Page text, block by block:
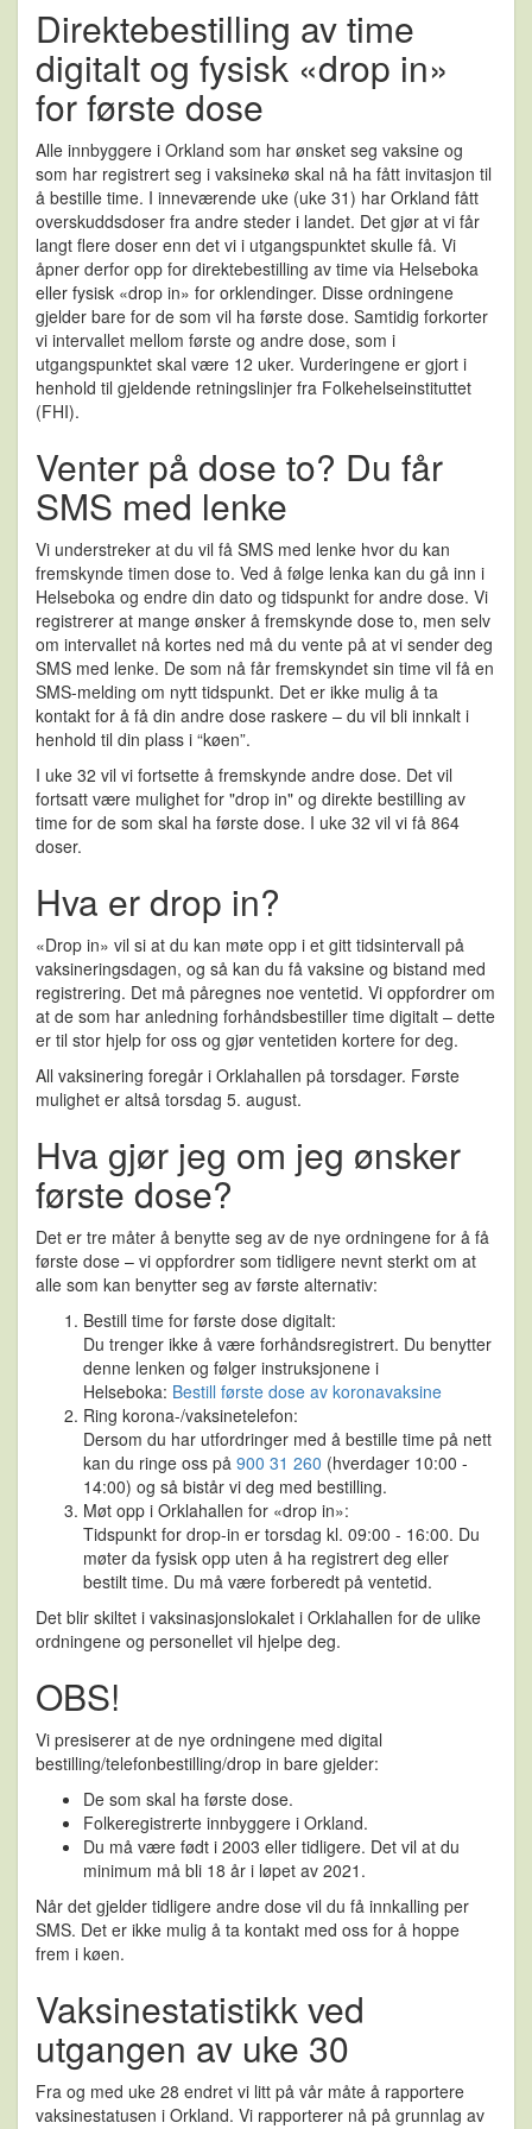
Direktebestilling av time
digitalt og fysisk «drop in»
for første dose
Alle innbyggere i Orkland som har ønsket seg vaksine og
som har registrert seg i vaksinekø skal nå ha fått invitasjon til
å bestille time. I inneværende uke (uke 31) har Orkland fått
overskuddsdoser fra andre steder i landet. Det gjør at vi får
langt flere doser enn det vi i utgangspunktet skulle få. Vi
åpner derfor opp for direktebestilling av time via Helseboka
eller fysisk «drop in» for orklendinger. Disse ordningene
gjelder bare for de som vil ha første dose. Samtidig forkorter
vi intervallet mellom første og andre dose, som i
utgangspunktet skal være 12 uker. Vurderingene er gjort i
henhold til gjeldende retningslinjer fra Folkehelseinstituttet
(FHI).
Venter på dose to? Du får
SMS med lenke
Vi understreker at du vil få SMS med lenke hvor du kan
fremskynde timen dose to. Ved å følge lenka kan du gå inn i
Helseboka og endre din dato og tidspunkt for andre dose. Vi
registrerer at mange ønsker å fremskynde dose to, men selv
om intervallet nå kortes ned må du vente på at vi sender deg
SMS med lenke. De som nå får fremskyndet sin time vil få en
SMS-melding om nytt tidspunkt. Det er ikke mulig å ta
kontakt for å få din andre dose raskere – du vil bli innkalt i
henhold til din plass i “køen”.
I uke 32 vil vi fortsette å fremskynde andre dose. Det vil
fortsatt være mulighet for "drop in" og direkte bestilling av
time for de som skal ha første dose. I uke 32 vil vi få 864
doser.
Hva er drop in?
«Drop in» vil si at du kan møte opp i et gitt tidsintervall på
vaksineringsdagen, og så kan du få vaksine og bistand med
registrering. Det må påregnes noe ventetid. Vi oppfordrer om
at de som har anledning forhåndsbestiller time digitalt – dette
er til stor hjelp for oss og gjør ventetiden kortere for deg.
All vaksinering foregår i Orklahallen på torsdager. Første
mulighet er altså torsdag 5. august.
Hva gjør jeg om jeg ønsker
første dose?
Det er tre måter å benytte seg av de nye ordningene for å få
første dose – vi oppfordrer som tidligere nevnt sterkt om at
alle som kan benytter seg av første alternativ:
Bestill time for første dose digitalt:
Du trenger ikke å være forhåndsregistrert. Du benytter
denne lenken og følger instruksjonene i
Helseboka: Bestill første dose av koronavaksine
Ring korona-/vaksinetelefon:
Dersom du har utfordringer med å bestille time på nett
kan du ringe oss på 900 31 260 (hverdager 10:00 -
14:00) og så bistår vi deg med bestilling.
Møt opp i Orklahallen for «drop in»:
Tidspunkt for drop-in er torsdag kl. 09:00 - 16:00. Du
møter da fysisk opp uten å ha registrert deg eller
bestilt time. Du må være forberedt på ventetid.
Det blir skiltet i vaksinasjonslokalet i Orklahallen for de ulike
ordningene og personellet vil hjelpe deg.
OBS!
Vi presiserer at de nye ordningene med digital
bestilling/telefonbestilling/drop in bare gjelder:
De som skal ha første dose.
Folkeregistrerte innbyggere i Orkland.
Du må være født i 2003 eller tidligere. Det vil at du
minimum må bli 18 år i løpet av 2021.
Når det gjelder tidligere andre dose vil du få innkalling per
SMS. Det er ikke mulig å ta kontakt med oss for å hoppe
frem i køen.
Vaksinestatistikk ved
utgangen av uke 30
Fra og med uke 28 endret vi litt på vår måte å rapportere
vaksinestatusen i Orkland. Vi rapporterer nå på grunnlag av